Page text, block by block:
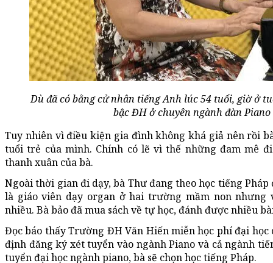
Dù đã có bằng cử nhân tiếng Anh lúc 54 tuổi, giờ ở
bậc ĐH ở chuyên ngành đàn
Tuy nhiên vì điều kiện gia đình không khá giả nên rồi
tuổi trẻ của mình. Chính có lẽ vì thế những đam mê
thanh xuân của bà.
Ngoài thời gian đi dạy, bà Thư đang theo học tiếng
là giáo viên dạy organ ở hai trường mầm non nhưng
nhiều. Bà bảo đã mua sách về tự học, đánh được nhiều
Đọc báo thấy Trường ĐH Văn Hiến miễn học phí đại
định đăng ký xét tuyển vào ngành Piano và cả ngành
tuyển đại học ngành piano, bà sẽ chọn học tiếng Pháp.